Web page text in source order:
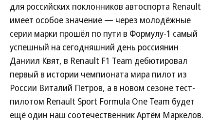
для российских поклонников автоспорта Renault
имеет особое значение — через молодёжные
серии марки прошёл по пути в Формулу-1 самый
успешный на сегодняшний день россиянин
Даниил Квят, в Renault F1 Team дебютировал
первый в истории чемпионата мира пилот из
России Виталий Петров, а в новом сезоне тест-
пилотом Renault Sport Formula One Team будет
ещё один наш соотечественник Артём Маркелов.